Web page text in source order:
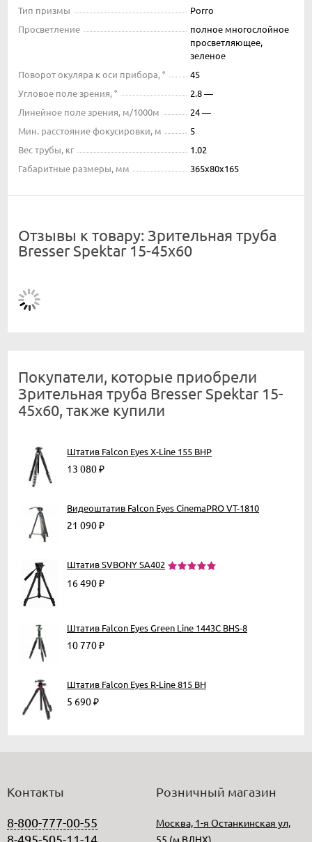
Тип призмы
Porro
Просветление
полное многослойное
просветляющее,
зеленое
Поворот окуляра к оси прибора, °
45
Угловое поле зрения, °
2.8 —
Линейное поле зрения, м/1000м
24 —
Мин. расстояние фокусировки, м
5
Вес трубы, кг
1.02
Габаритные размеры, мм
365x80x165
Отзывы к товару: Зрительная труба
Bresser Spektar 15-45x60
Покупатели, которые приобрели
Зрительная труба Bresser Spektar 15-
45x60, также купили
Штатив Falcon Eyes X-Line 155 BHP
13 080₽
Видеоштатив Falcon Eyes CinemaPRO VT-1810
21 090₽
Штатив SVBONY SA402
16 490₽
Штатив Falcon Eyes Green Line 1443C BHS-8
10 770₽
Штатив Falcon Eyes R-Line 815 BH
5 690₽
Контакты
8-800-777-00-55
8-495-505-11-14
Розничный магазин
Москва, 1-я Останкинская ул,
55 (м.ВДНХ)